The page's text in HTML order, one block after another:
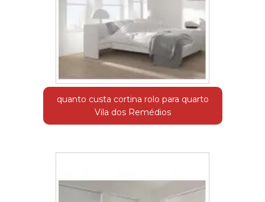
quanto custa cortina rolo para quarto
Vila dos Remédios